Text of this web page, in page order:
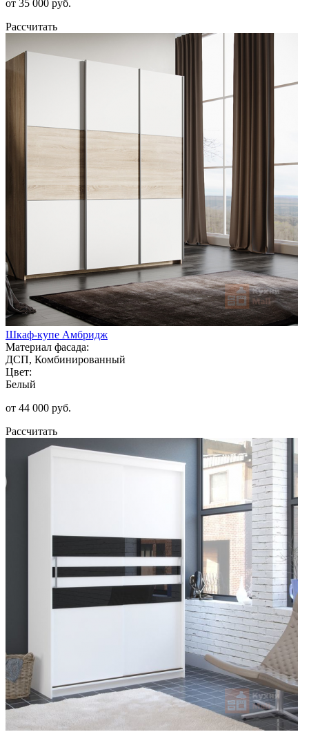
от 35 000 руб.
Рассчитать
Шкаф-купе Амбридж
Материал фасада:
ДСП, Комбинированный
Цвет:
Белый
от 44 000 руб.
Рассчитать